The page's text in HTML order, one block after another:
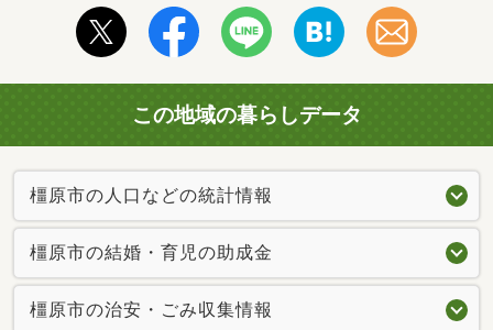
この地域の暮らしデータ
橿原市の人口などの統計情報
橿原市の結婚・育児の助成金
橿原市の治安・ごみ収集情報